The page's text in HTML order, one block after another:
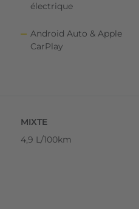
électrique
Android Auto & Apple
CarPlay
MIXTE
4,9 L/100km